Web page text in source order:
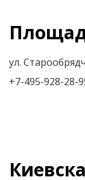
ул.
+7-495-928-28-